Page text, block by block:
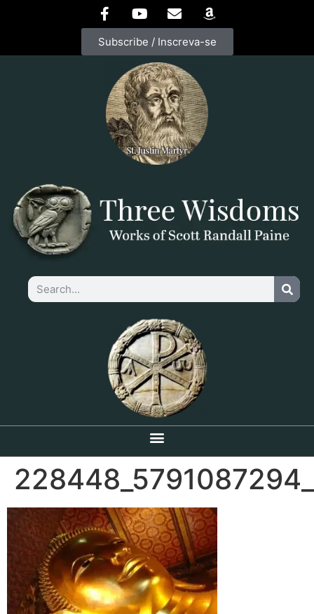
Subscribe / Inscreva-se